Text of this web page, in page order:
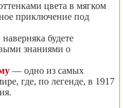
цвета в мягком
приключение под
будете
знаниями о
— одно из самых
где, по легенде, в 1917